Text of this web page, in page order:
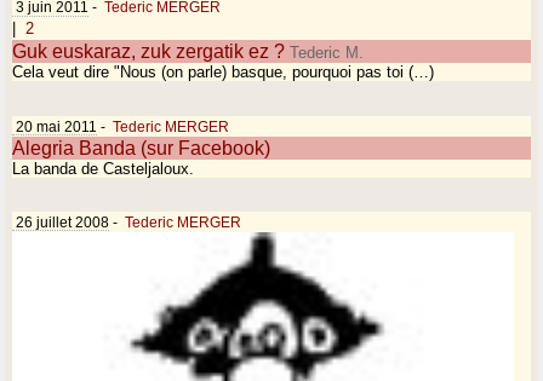
3 juin 2011 - Tederic MERGER
2
Guk euskaraz, zuk zergatik ez ? Tederic M.
Cela veut dire "Nous (on parle) basque, pourquoi pas toi (…)
20 mai 2011 - Tederic MERGER
Alegria Banda (sur Facebook)
La banda de Casteljaloux.
26 juillet 2008 - Tederic MERGER